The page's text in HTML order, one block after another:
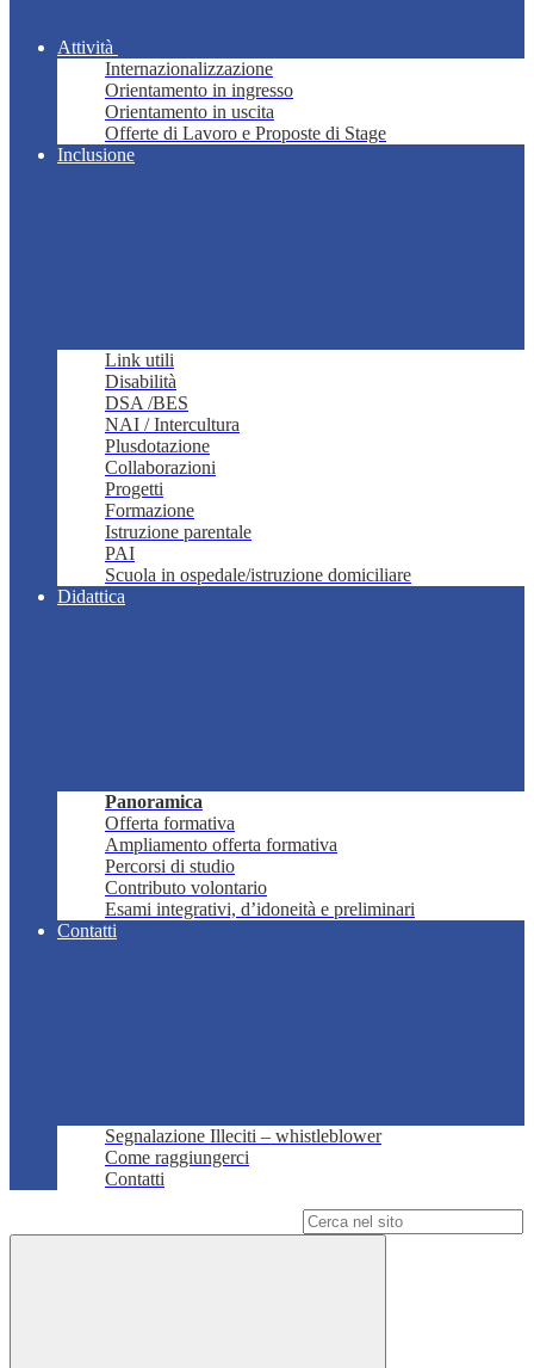
Attività
Internazionalizzazione
Orientamento in ingresso
Orientamento in uscita
Offerte di Lavoro e Proposte di Stage
Inclusione
Link utili
Disabilità
DSA /BES
NAI / Intercultura
Plusdotazione
Collaborazioni
Progetti
Formazione
Istruzione parentale
PAI
Scuola in ospedale/istruzione domiciliare
Didattica
Panoramica
Offerta formativa
Ampliamento offerta formativa
Percorsi di studio
Contributo volontario
Esami integrativi, d’idoneità e preliminari
Contatti
Segnalazione Illeciti – whistleblower
Come raggiungerci
Contatti